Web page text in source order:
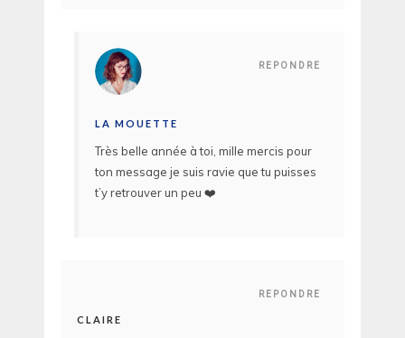
REPONDRE
LA MOUETTE
Très belle année à toi, mille mercis pour
ton message je suis ravie que tu puisses
t’y retrouver un peu ❤️
REPONDRE
CLAIRE